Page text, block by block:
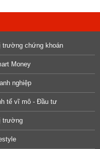
trường chứng khoán
Money
nghiệp
tế vĩ mô - Đầu tư
trường